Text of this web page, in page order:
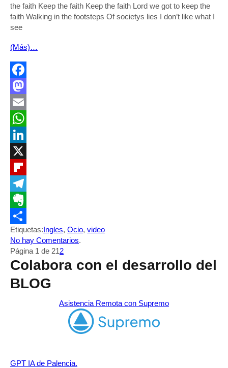
the faith Keep the faith Keep the faith Lord we got to keep the
faith Walking in the footsteps Of societys lies I don’t like what I
see
(Más)…
Facebook
Mastodon
Email
WhatsApp
LinkedIn
Flipboard
Telegram
Evernote
Compartir
Etiquetas:Ingles, Ocio, video
No hay Comentarios.
Página 1 de 212
Colabora con el desarrollo del
BLOG
Asistencia Remota con Supremo
GPT IA de Palencia.